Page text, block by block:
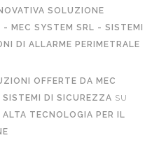
SOLUZIONE
MEC SYSTEM SRL - SISTEMI
DI ALLARME PERIMETRALE
OFFERTE DA MEC
DI SICUREZZA SU
TECNOLOGIA PER IL